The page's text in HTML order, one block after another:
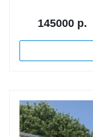
145000 р.